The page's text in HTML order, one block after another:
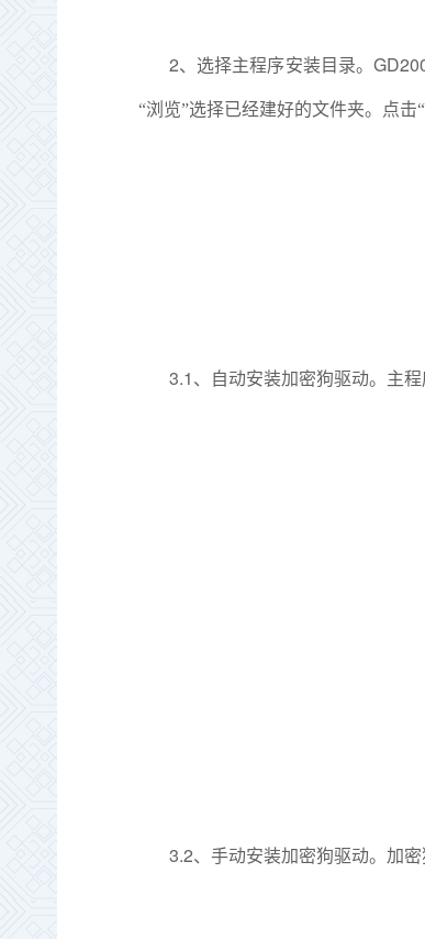
2、选择主程序安装目录。
“浏览”选择已经建好的文件夹。点击
3.1 、自动安装加密狗驱动。主
3.2、手动安装加密狗驱动。加